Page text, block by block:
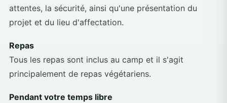
attentes, la sécurité, ainsi qu'une présentation du
projet et du lieu d'affectation.
Repas
Tous les repas sont inclus au camp et il s'agit
principalement de repas végétariens.
Pendant votre temps libre